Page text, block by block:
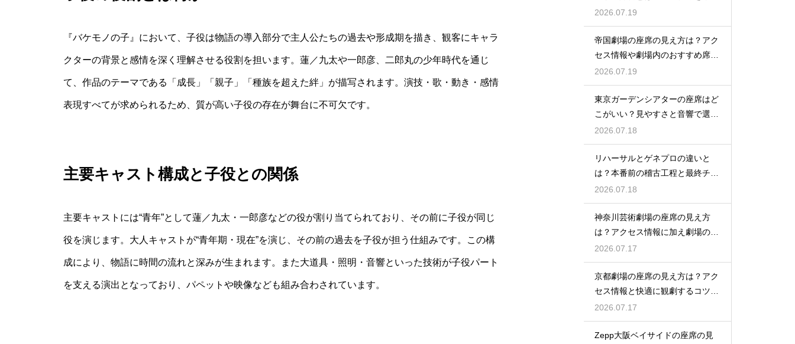
『バケモノの子』において、子役は物語の導入部分で主人公たちの過去や形成期を描き、観客にキャラ
クターの背景と感情を深く理解させる役割を担います。蓮／九太や一郎彦、二郎丸の少年時代を通じ
て、作品のテーマである「成長」「親子」「種族を超えた絆」が描写されます。演技・歌・動き・感情
表現すべてが求められるため、質が高い子役の存在が舞台に不可欠です。
主要キャスト構成と子役との関係
主要キャストには“青年”として蓮／九太・一郎彦などの役が割り当てられており、その前に子役が同じ
役を演じます。大人キャストが“青年期・現在”を演じ、その前の過去を子役が担う仕組みです。この構
成により、物語に時間の流れと深みが生まれます。また大道具・照明・音響といった技術が子役パート
を支える演出となっており、パペットや映像なども組み合わされています。
越える姿に感動
2026.07.19
帝国劇場の座席の見え方は？アク
セス情報や劇場内のおすすめ席を
徹底ガイド
2026.07.19
東京ガーデンシアターの座席はど
こがいい？見やすさと音響で選ぶ
おすすめのポジション
2026.07.18
リハーサルとゲネプロの違いと
は？本番前の稽古工程と最終チェ
ックの意味を解説
2026.07.18
神奈川芸術劇場の座席の見え方
は？アクセス情報に加え劇場の魅
力を徹底解説
2026.07.17
京都劇場の座席の見え方は？アク
セス情報と快適に観劇するコツを
事前にチェック
2026.07.17
Zepp大阪ベイサイドの座席の見